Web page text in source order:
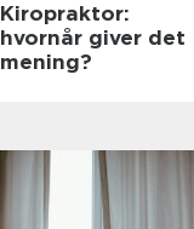
Kiropraktor:
hvornår giver det
mening?